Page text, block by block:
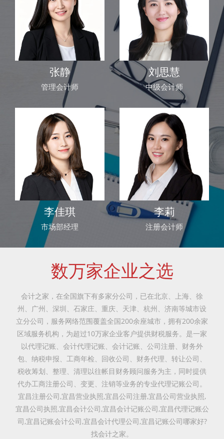
张静
管理会计师
刘思慧
中级会计师
李佳琪
市场部经理
李莉
注册会计师
数万家企业之选
会计之家，在全国旗下有多家分公司，已在北京、上海、徐
州、广州、深圳、石家庄、重庆、天津、杭州、济南等城市设
立分公司，服务网络范围覆盖全国200余座城市，拥有200余家
区域服务机构，为超过10万家企业客户提供财税服务。是一家
以代理记账、会计代理记账、会计记账、公司注册、财务外
包、纳税申报、工商年检、回收公司、财务代理、转让公司、
税收筹划、整理、清理以往帐目财务顾问服务为主，同时提供
代办工商注册公司、变更、注销等业务的专业代理记账公司。
宜昌注册公司,宜昌营业执照,宜昌公司注册,宜昌公司营业执照,
宜昌公司执照,宜昌会计公司,宜昌会计记账公司,宜昌代理记账公
司,宜昌记账会计公司,宜昌会计代理公司,宜昌记账公司哪家好?
找会计之家。